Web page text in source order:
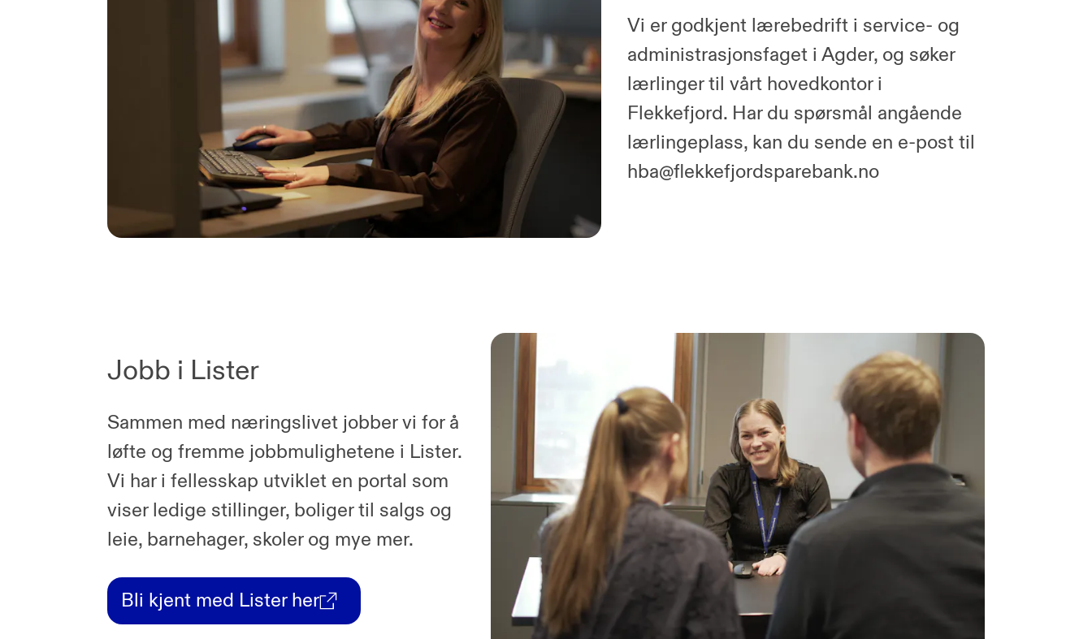
Vi er godkjent lærebedrift i service- og
administrasjonsfaget i Agder, og søker
lærlinger til vårt hovedkontor i
Flekkefjord. Har du spørsmål angående
lærlingeplass, kan du sende en e-post til
hba@flekkefjordsparebank.no
Jobb i Lister
Sammen med næringslivet jobber vi for å
løfte og fremme jobbmulighetene i Lister.
Vi har i fellesskap utviklet en portal som
viser ledige stillinger, boliger til salgs og
leie, barnehager, skoler og mye mer.
Bli kjent med Lister her